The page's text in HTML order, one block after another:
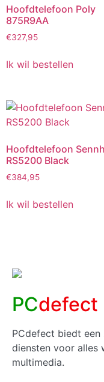
Hoofdtelefoon Poly
875R9AA
€327,95
Ik wil bestellen
Hoofdtelefoon
RS5200 Black
€384,95
Ik wil bestellen
PCdefect
PCdefect biedt
diensten voor alles
multimedia.